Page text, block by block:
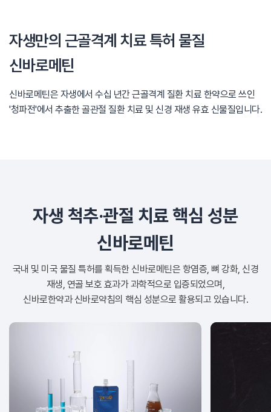
자생만의 근골격계 치료 특허 물질
신바로메틴
신바로메틴은 자생에서 수십 년간 근골격계 질환 치료 한약으로 쓰인
'청파전'에서 추출한 골관절 질환 치료 및 신경 재생 유효 신물질입니다.
자생 척추·관절 치료 핵심 성분
신바로메틴
국내 및 미국 물질 특허를 획득한 신바로메틴은 항염증, 뼈 강화, 신경
재생, 연골 보호 효과가 과학적으로 입증되었으며,
신바로한약과 신바로약침의 핵심 성분으로 활용되고 있습니다.